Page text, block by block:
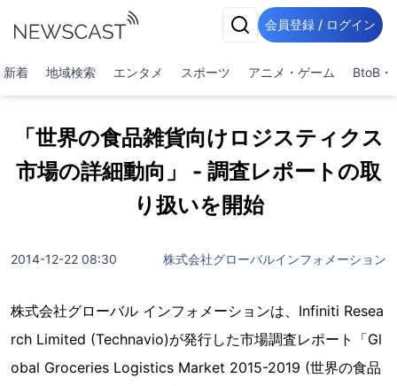
会員登録 / ログイン
新着 地域検索 エンタメ スポーツ アニメ・ゲーム BtoB・
「世界の食品雑貨向けロジスティクス
市場の詳細動向」 - 調査レポートの取
り扱いを開始
2014-12-22 08:30 株式会社グローバルインフォメーション
株式会社グローバル インフォメーションは、Infiniti Resea
rch Limited (Technavio)が発行した市場調査レポート「Gl
obal Groceries Logistics Market 2015-2019 (世界の食品